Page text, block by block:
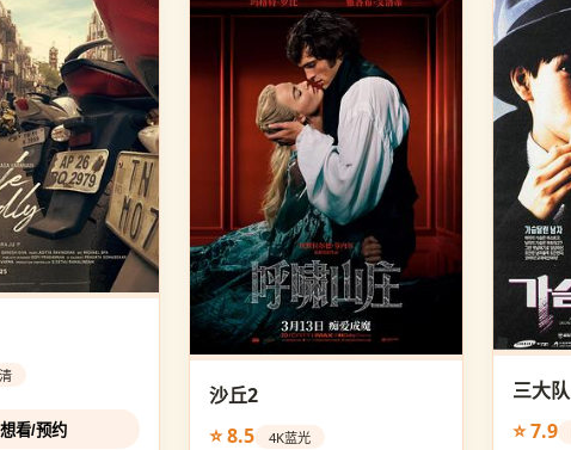
看/预约
沙丘2
⭐ 8.5
4K蓝光
三大队
⭐ 7.9